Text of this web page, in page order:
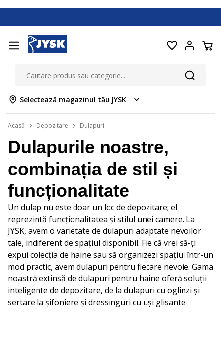
Selectează magazinul tău JYSK
Acasă Depozitare Dulapuri
Dulapurile noastre,
combinația de stil și
funcționalitate
Un dulap nu este doar un loc de depozitare; el
reprezintă funcționalitatea și stilul unei camere. La
JYSK, avem o varietate de dulapuri adaptate nevoilor
tale, indiferent de spațiul disponibil. Fie că vrei să-ți
expui colecția de haine sau să organizezi spațiul într-un
mod practic, avem dulapuri pentru fiecare nevoie. Gama
noastră extinsă de dulapuri pentru haine oferă soluții
inteligente de depozitare, de la dulapuri cu oglinzi și
sertare la șifoniere și dressinguri cu uși glisante